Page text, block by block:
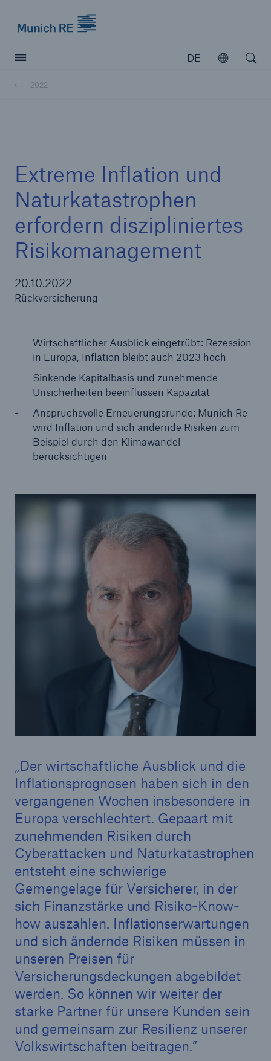
DE
Öffnen
2022
Extreme Inflation und
Naturkatastrophen
erfordern diszipliniertes
Risikomanagement
20.10.2022
Rückversicherung
Wirtschaftlicher Ausblick eingetrübt: Rezession
in Europa, Inflation bleibt auch 2023 hoch
Sinkende Kapitalbasis und zunehmende
Unsicherheiten beeinflussen Kapazität
Anspruchsvolle Erneuerungsrunde: Munich Re
wird Inflation und sich ändernde Risiken zum
Beispiel durch den Klimawandel
berücksichtigen
Der wirtschaftliche Ausblick und die
Inflationsprognosen haben sich in den
vergangenen Wochen insbesondere in
Europa verschlechtert. Gepaart mit
zunehmenden Risiken durch
Cyberattacken und Naturkatastrophen
entsteht eine schwierige
Gemengelage für Versicherer, in der
sich Finanzstärke und Risiko-Know-
how auszahlen. Inflationserwartungen
und sich ändernde Risiken müssen in
unseren Preisen für
Versicherungsdeckungen abgebildet
werden. So können wir weiter der
starke Partner für unsere Kunden sein
und gemeinsam zur Resilienz unserer
Volkswirtschaften beitragen.
Our expert perspective for insurance
Reinsurance Property/Casualty
Marine Trend Radar 2025
Versicherungslücke: der Anteil der nicht
versicherten Schäden aus Naturkatastrophen
seit 1980 beträgt
71.8%
Sachdeckung durch einen leistungsfähigen
Rückversicherungspartner